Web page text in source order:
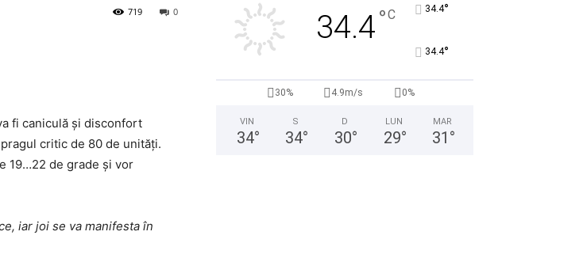
0
719
fi caniculă și disconfort
critic de 80 de unități.
19…22 de grade și vor
iar joi se va manifesta în
34.4°C 34.4°
34.4°
30% 4.9m/s 0%
VIN
34°
S
34°
D
30°
LUN
29°
MAR
31 °